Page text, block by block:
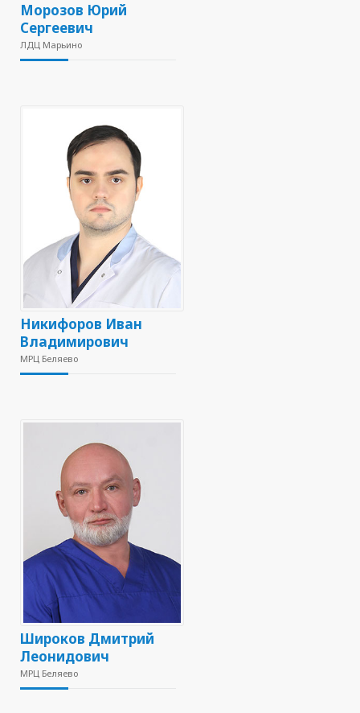
Морозов Юрий
Сергеевич
ЛДЦ Марьино
Никифоров Иван
Владимирович
МРЦ Беляево
Широков Дмитрий
Леонидович
МРЦ Беляево